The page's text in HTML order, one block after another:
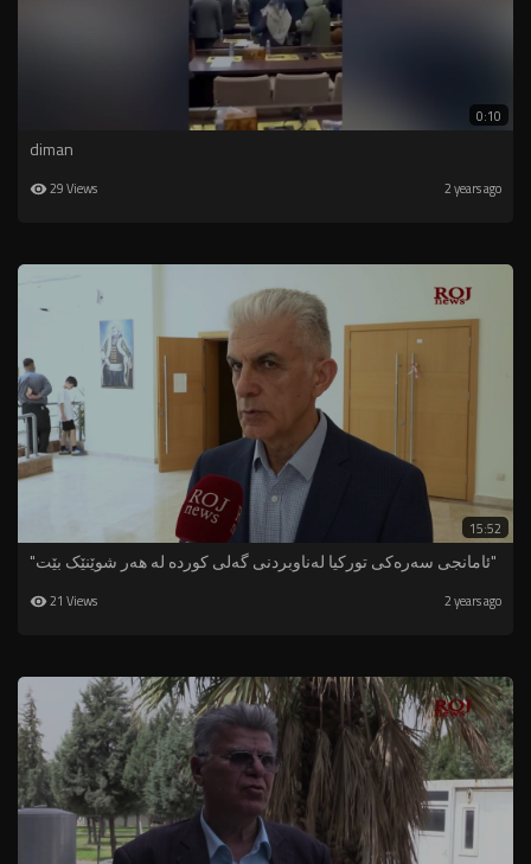
0:10
diman
29 Views 2 years ago
15:52
"ئامانجی سەرەکی تورکیا لەناوبردنى گەلی کوردە لە هەر شوێنێک بێت"
21 Views 2 years ago